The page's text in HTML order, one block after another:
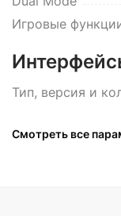
Игровые
Тип, версия и
Смотреть все